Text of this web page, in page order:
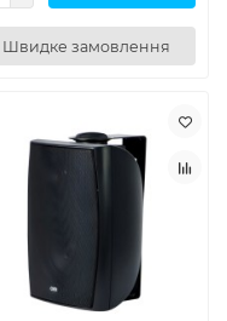
Швидке замовлення